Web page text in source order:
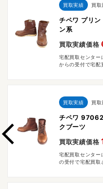
買取実績 買取
チペワ プリン
ン系
買取実績価格
宅配買取センター
からの受付で宅配
買取実績 買取
チペワ
クブーツ
買取実績価格
宅配買取センター
の受付で宅配買取